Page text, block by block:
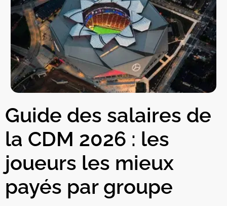
Guide des salaires de
la CDM 2026 : les
joueurs les mieux
payés par groupe